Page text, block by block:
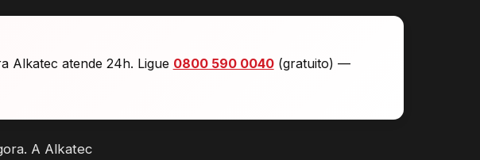
Alkatec atende 24h. Ligue 0800 590 0040(gratuito) —
A Alkatec